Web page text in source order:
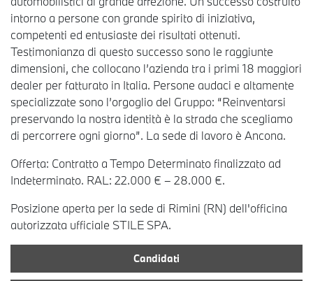
intorno a persone con grande spirito di iniziativa,
competenti ed entusiaste dei risultati ottenuti.
Testimonianza di questo successo sono le raggiunte
dimensioni, che collocano l’azienda tra i primi 18 maggiori
dealer per fatturato in Italia. Persone audaci e altamente
specializzate sono l’orgoglio del Gruppo: “Reinventarsi
preservando la nostra identità è la strada che scegliamo
di percorrere ogni giorno”. La sede di lavoro è Ancona.
Offerta: Contratto a Tempo Determinato finalizzato ad
Indeterminato. RAL: 22.000 € – 28.000 €.
Posizione aperta per la sede di Rimini (RN) dell'officina
autorizzata ufficiale STILE SPA.
Candidati